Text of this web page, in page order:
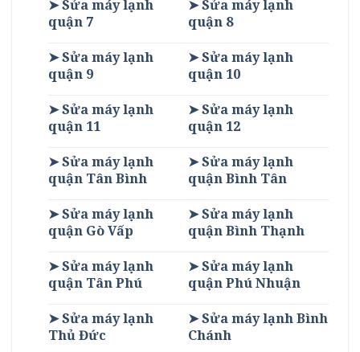
➤ Sửa máy lạnh
quận 7
➤ Sửa máy lạnh
quận 8
➤ Sửa máy lạnh
quận 9
➤ Sửa máy lạnh
quận 10
➤ Sửa máy lạnh
quận 11
➤ Sửa máy lạnh
quận 12
➤ Sửa máy lạnh
quận Tân Bình
➤ Sửa máy lạnh
quận Bình Tân
➤ Sửa máy lạnh
quận Gò Vấp
➤ Sửa máy lạnh
quận Bình Thạnh
➤ Sửa máy lạnh
quận Tân Phú
➤ Sửa máy lạnh
quận Phú Nhuận
➤ Sửa máy lạnh
Thủ Đức
➤ Sửa máy lạnh Bình
Chánh